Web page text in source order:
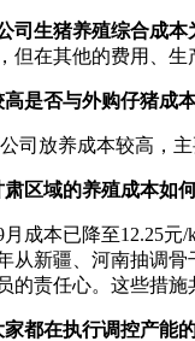
司生猪养殖综合成本
但在其他的费用、
是否与外购仔猪成
司放养成本较高，
区域的养殖成本如
成本已降至12.25
从新疆、河南抽调
的责任心。这些措施
都在执行调控产能